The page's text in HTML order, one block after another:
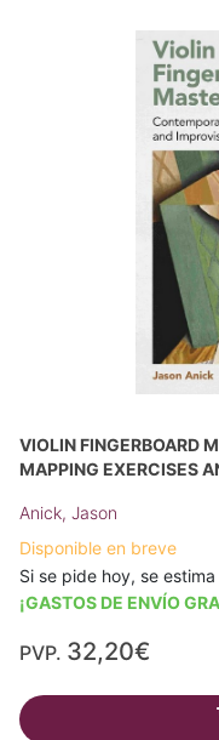
VIOLIN FINGERBOARD
MAPPING EXERCISES
Anick, Jason
Disponible en breve
Si se pide hoy, se
¡GASTOS DE ENVÍO
PVP. 32,20€